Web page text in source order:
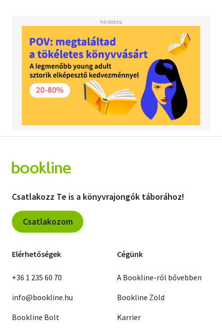
Csatlakozz Te is a könyvrajongók táborához!
Csatlakozom
Elérhetőségek
+36 1 235 60 70
info@bookline.hu
Bookline Bolt
Cégünk
A Bookline-ról bővebben
Bookline Zöld
Karrier